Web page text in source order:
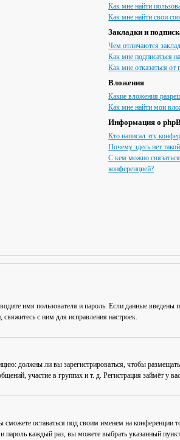
Как мне найти
Как мне найти свои
Закладки и
Чем отличаются
Как мне подписаться
Как мне отказаться от
Вложения
Какие вложения
Как мне найти мои
Информация о
Кто написал эту
Почему здесь нет
С кем можно
конференцией?
имя пользователя и пароль. Если данные
с ним для исправления настроек.
должны ли вы зарегистрироваться, чтобы
участие в группах и т. д. Регистрация займёт у
сможете оставаться под своим именем на конференции
каждый раз, вы можете выбрать указанный